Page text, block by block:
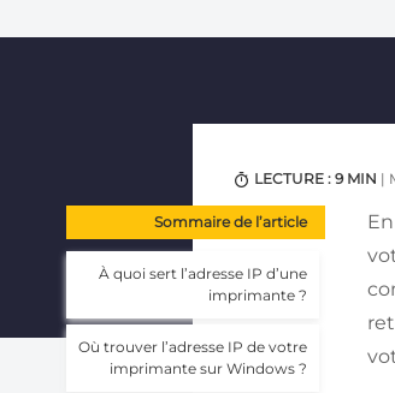
LECTURE : 9 MIN |
Sommaire de l’article
À quoi sert l’adresse IP d’une
imprimante ?
Où trouver l’adresse IP de votre
imprimante sur Windows ?